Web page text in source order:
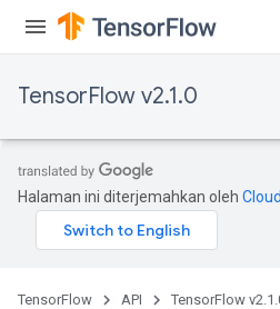
TensorFlow v2.1.0
Halaman ini diterjemahkan oleh
TensorFlow API TensorFlow